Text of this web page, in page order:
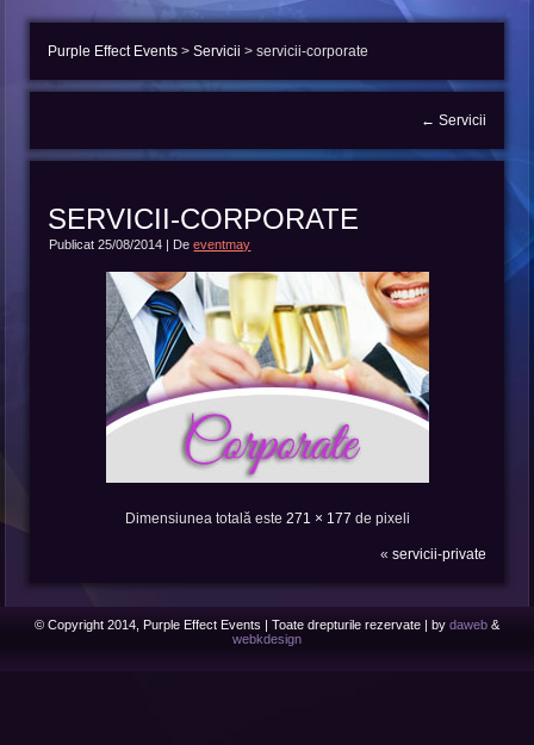
Purple Effect Events >Servicii >servicii-corporate
← Servicii
SERVICII-CORPORATE
Publicat 25/08/2014 De eventmay
Dimensiunea totală este 271 × 177 de pixeli
« servicii-private
© Copyright 2014, Purple Effect Events | Toate drepturile rezervate | by daweb &
webkdesign